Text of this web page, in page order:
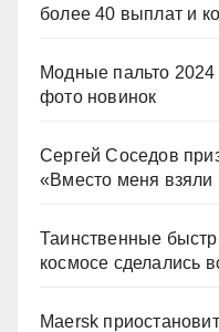
более 40 выплат и
Модные пальто 2024
фото новинок
Сергей Соседов
«Вместо меня
Таинственные
космосе сделались
Maersk